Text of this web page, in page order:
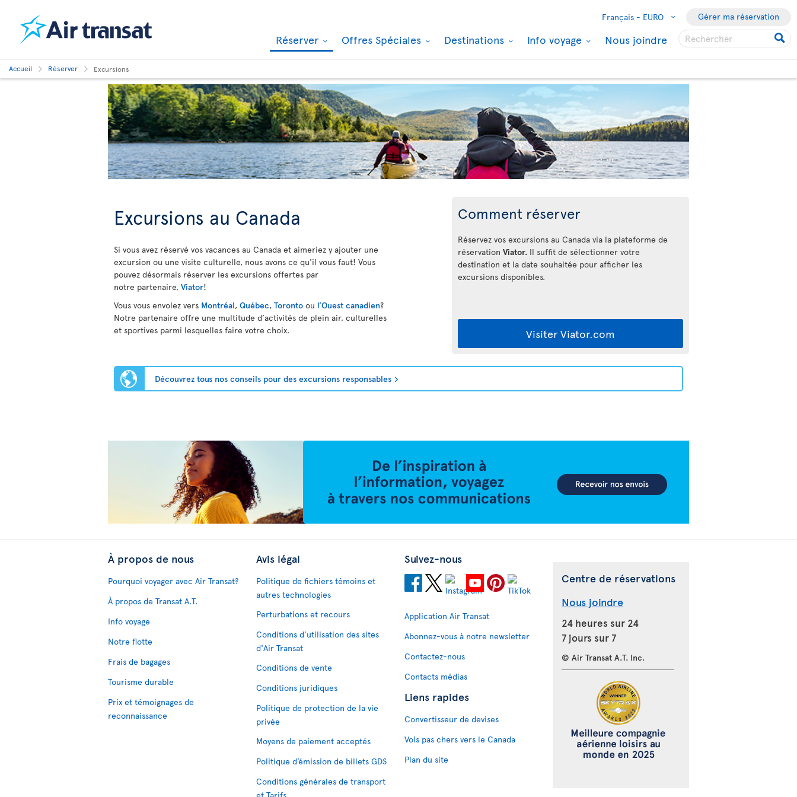
Français - EURO Gérer ma réservation
Réserver Offres Spéciales Destinations Info voyage Nous joindre
Accueil Réserver Excursions
Excursions au Canada
Si vous avez réservé vos vacances au Canada et aimeriez y ajouter une
excursion ou une visite culturelle, nous avons ce qu'il vous faut! Vous
pouvez désormais réserver les excursions offertes par
notre partenaire, Viator!
Vous vous envolez vers Montréal, Québec, Toronto ou l’Ouest canadien?
Notre partenaire offre une multitude d’activités de plein air, culturelles
et sportives parmi lesquelles faire votre choix.
Comment réserver
Réservez vos excursions au Canada via la plateforme de
réservation Viator. Il suffit de sélectionner votre
destination et la date souhaitée pour afficher les
excursions disponibles.
Visiter Viator.com
Découvrez tous nos conseils pour des excursions responsables
À propos de nous
Pourquoi voyager avec Air Transat?
À propos de Transat A.T.
Info voyage
Notre flotte
Frais de bagages
Tourisme durable
Prix et témoignages de
reconnaissance
Avis légal
Politique de fichiers témoins et
autres technologies
Perturbations et recours
Conditions d’utilisation des sites
d'Air Transat
Conditions de vente
Conditions juridiques
Politique de protection de la vie
privée
Moyens de paiement acceptés
Politique d’émission de billets GDS
Conditions générales de transport
Suivez-nous
Application Air Transat
Abonnez-vous à notre newsletter
Contactez-nous
Contacts médias
Liens rapides
Convertisseur de devises
Vols pas chers vers le Canada
Plan du site
Centre de réservations
Nous joindre
24 heures sur 24
7 jours sur 7
© Air Transat A.T. Inc.